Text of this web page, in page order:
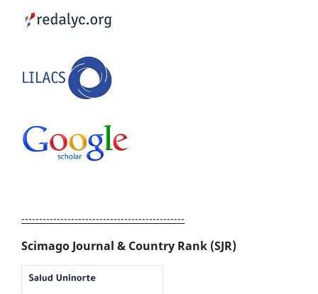
----------------------------------------------
Scimago Journal & Country Rank (SJR)